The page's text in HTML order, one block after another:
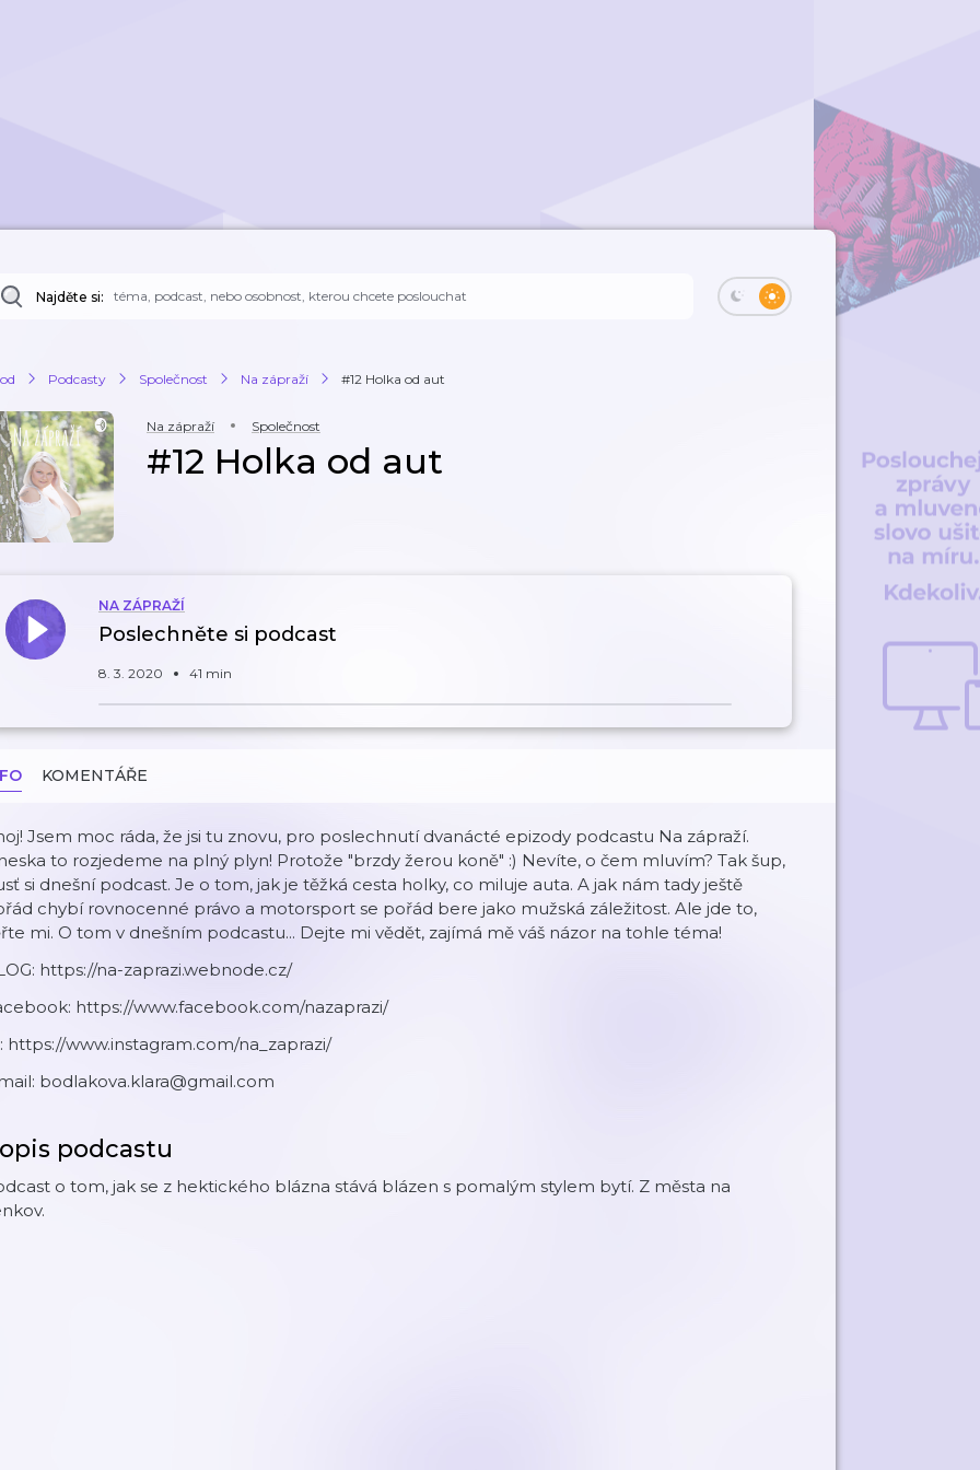
Najděte si:
Podcasty Společnost Na zápraží #12 Holka od aut
Na zápraží Společnost
#12 Holka od aut
NA ZÁPRAŽÍ
Poslechněte si podcast
8. 3. 2020 41 min
KOMENTÁŘE
Jsem moc ráda, že jsi tu znovu, pro poslechnutí dvanácté epizody podcastu Na zápraží.
to rozjedeme na plný plyn! Protože "brzdy žerou koně" :) Nevíte, o čem mluvím? Tak šup,
si dnešní podcast. Je o tom, jak je těžká cesta holky, co miluje auta. A jak nám tady ještě
chybí rovnocenné právo a motorsport se pořád bere jako mužská záležitost. Ale jde to,
mi. O tom v dnešním podcastu... Dejte mi vědět, zajímá mě váš názor na tohle téma!
https://na-zaprazi.webnode.cz/
https://www.facebook.com/nazaprazi/
https://www.instagram.com/na_zaprazi/
bodlakova.klara@gmail.com
podcastu
o tom, jak se z hektického blázna stává blázen s pomalým stylem bytí. Z města na